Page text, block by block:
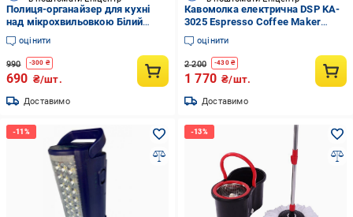
Полиця-органайзер для кухні
над мікрохвильовкою Білий
(G6706)
оцінити
990 -300 ₴
690 ₴/шт.
Доставимо
Кавомолка електрична DSP KA-
3025 Espresso Coffee Maker
подрібнює каву/крупи 650 Вт
оцінити
2 200 -430₴
1 770 ₴/шт.
Доставимо